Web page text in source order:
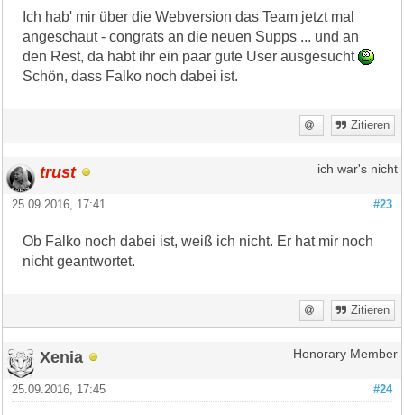
Ich hab' mir über die Webversion das Team jetzt mal
angeschaut - congrats an die neuen Supps ... und an
den Rest, da habt ihr ein paar gute User ausgesucht
Schön, dass Falko noch dabei ist.
Zitieren
trust ich war's nicht
#23
25.09.2016, 17:41
Ob Falko noch dabei ist, weiß ich nicht. Er hat mir noch
nicht geantwortet.
Zitieren
Xenia Honorary Member
#24
25.09.2016, 17:45